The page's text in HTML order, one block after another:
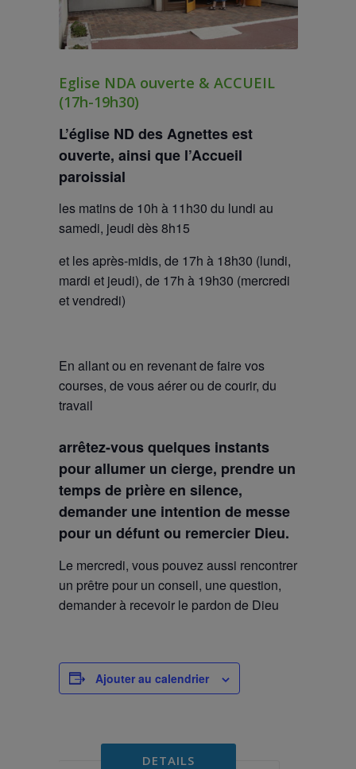
Eglise NDA ouverte & ACCUEIL
(17h-19h30)
L’église ND des Agnettes est
ouverte, ainsi que l’Accueil
paroissial
les matins de 10h à 11h30 du lundi au
samedi, jeudi dès 8h15
et les après-midis, de 17h à 18h30 (lundi,
mardi et jeudi), de 17h à 19h30 (mercredi
et vendredi)
En allant ou en revenant de faire vos
courses, de vous aérer ou de courir, du
travail
arrêtez-vous quelques instants
pour allumer un cierge, prendre un
temps de prière en silence,
demander une intention de messe
pour un défunt ou remercier Dieu.
Le mercredi, vous pouvez aussi rencontrer
un prêtre pour un conseil, une question,
demander à recevoir le pardon de Dieu
Ajouter au calendrier
DETAILS